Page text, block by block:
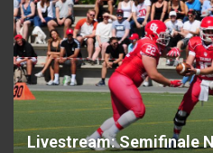
Livestream: Semifinale